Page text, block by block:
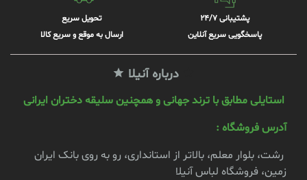
پشتیبانی 24/7
پاسخگویی سریع آنلاین
تحویل سریع
ارسال به موقع و سریع کالا
درباره آنیلا
استایلی مطابق با ترند جهانی و همچنین سلیقه دختران ایرانی
آدرس فروشگاه :
رشت، بلوار معلم، بالاتر از استانداری، رو به روی بانک ایران
زمین، فروشگاه لباس آنیلا